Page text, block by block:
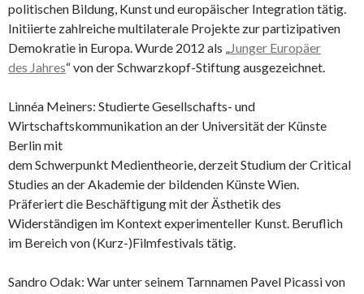
politischen Bildung, Kunst und europäischer Integration tätig.
Initiierte zahlreiche multilaterale Projekte zur partizipativen
Demokratie in Europa. Wurde 2012 als „Junger Europäer
des Jahres“ von der Schwarzkopf-Stiftung ausgezeichnet.
Linnéa Meiners: Studierte Gesellschafts- und
Wirtschaftskommunikation an der Universität der Künste
Berlin mit
dem Schwerpunkt Medientheorie, derzeit Studium der Critical
Studies an der Akademie der bildenden Künste Wien.
Präferiert die Beschäftigung mit der Ästhetik des
Widerständigen im Kontext experimenteller Kunst. Beruflich
im Bereich von (Kurz-)Filmfestivals tätig.
Sandro Odak: War unter seinem Tarnnamen Pavel Picassi von